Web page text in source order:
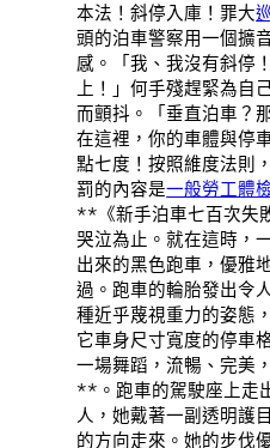
本法！斜停入庫！罪大
頭的泊車警察用一個擴
感。「我、我沒有斜停
上！」何手殘趕緊為自
而顫抖。「垂直泊車？
在這裡，你的車體與
點七度！按照維度法則
罰的內容是一般勞工體
**《新手泊車七百次失
哭泣為止。就在這時，
出來的黑色跑車，優雅
過。跑車的輪胎發出令
種近乎蔑視重力的姿態
它車身尺寸寬度的停車
一場舞蹈，流暢、完美
**。跑車的駕駛座上走
人，她戴著一副透明護
的方向走來。她的步伐